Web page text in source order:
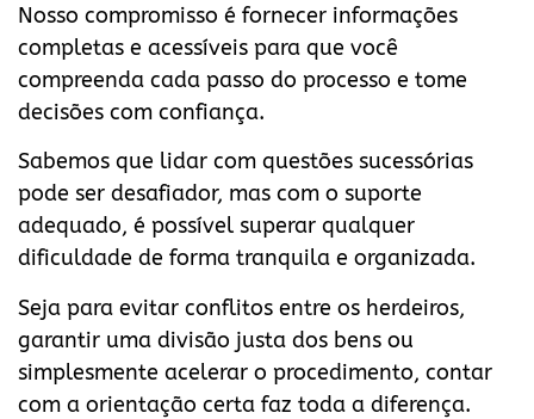
Nosso compromisso é fornecer informações
completas e acessíveis para que você
compreenda cada passo do processo e tome
decisões com confiança.
Sabemos que lidar com questões sucessórias
pode ser desafiador, mas com o suporte
adequado, é possível superar qualquer
dificuldade de forma tranquila e organizada.
Seja para evitar conflitos entre os herdeiros,
garantir uma divisão justa dos bens ou
simplesmente acelerar o procedimento, contar
com a orientação certa faz toda a diferença.